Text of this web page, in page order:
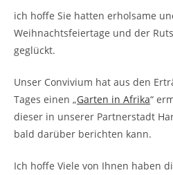
ich hoffe Sie hatten erholsame
Weihnachtsfeiertage und der
geglückt.
Unser Convivium hat aus den
Tages einen „Garten in Afrika“
dieser in unserer Partnerstadt
bald darüber berichten kann.
Ich hoffe Viele von Ihnen haben